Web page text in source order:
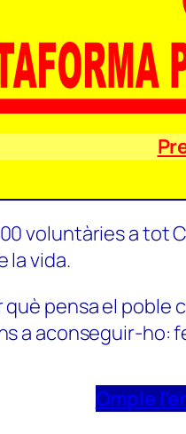
voluntàries a tot
la vida.
pensa el poble
a aconseguir-ho:
Omple